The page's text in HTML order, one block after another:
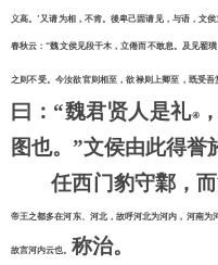
义高。’又请为相，不肯。後卑己固请见，与语，文
春秋云：“魏文侯见段干木，立倦而不敢息。及见翟
之则不受。今汝欲官则相至，欲禄则上卿至，既受吾
曰： “魏君贤人是礼④
图也。 ”文侯由此得誉
任西门豹守鄴，
帝王之都多在河东、河北，故呼河北为河内，河南为
故言河内云也。 称治。